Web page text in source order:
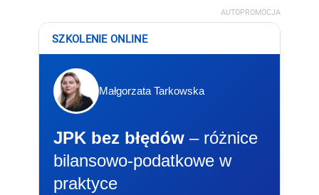
AUTOPROMOCJA
SZKOLENIE ONLINE
Małgorzata Tarkowska
JPK bez błędów – różnice
bilansowo-podatkowe w
praktyce